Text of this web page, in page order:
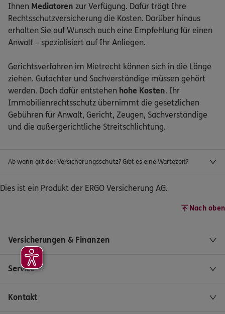
Ihnen Mediatoren zur Verfügung. Dafür trägt Ihre
Rechtsschutzversicherung die Kosten. Darüber hinaus
erhalten Sie auf Wunsch auch eine Empfehlung für einen
Anwalt – spezialisiert auf Ihr Anliegen.
Gerichtsverfahren im Mietrecht können sich in die Länge
ziehen. Gutachter und Sachverständige müssen gehört
werden. Doch dafür entstehen hohe Kosten. Ihr
Immobilienrechtsschutz übernimmt die gesetzlichen
Gebühren für Anwalt, Gericht, Zeugen, Sachverständige
und die außergerichtliche Streitschlichtung.
Ab wann gilt der Versicherungsschutz? Gibt es eine Wartezeit?
Dies ist ein Produkt der ERGO Versicherung AG.
Nach oben
Versicherungen & Finanzen
Service
Kontakt